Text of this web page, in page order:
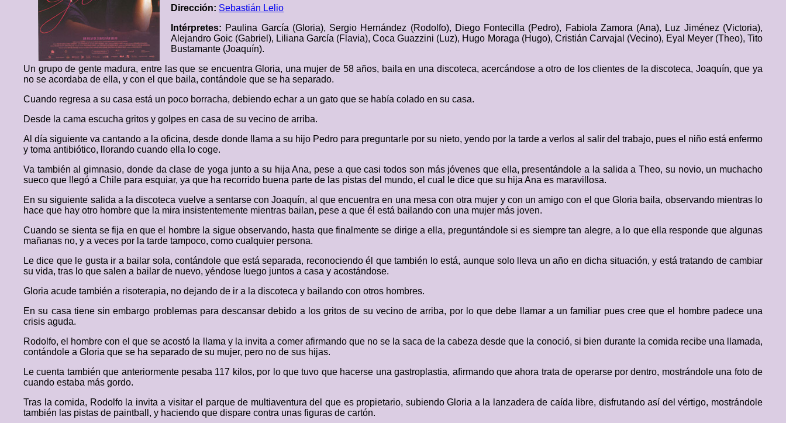
Dirección: Sebastián Lelio
Intérpretes: Paulina García (Gloria), Sergio Hernández (Rodolfo), Diego Fontecilla (Pedro), Fabiola Zamora (Ana), Luz Jiménez (Victoria),
Alejandro Goic (Gabriel), Liliana García (Flavia), Coca Guazzini (Luz), Hugo Moraga (Hugo), Cristián Carvajal (Vecino), Eyal Meyer (Theo), Tito
Bustamante (Joaquín).
Un grupo de gente madura, entre las que se encuentra Gloria, una mujer de 58 años, baila en una discoteca, acercándose a otro de los clientes de la discoteca, Joaquín, que ya
no se acordaba de ella, y con el que baila, contándole que se ha separado.
Cuando regresa a su casa está un poco borracha, debiendo echar a un gato que se había colado en su casa.
Desde la cama escucha gritos y golpes en casa de su vecino de arriba.
Al día siguiente va cantando a la oficina, desde donde llama a su hijo Pedro para preguntarle por su nieto, yendo por la tarde a verlos al salir del trabajo, pues el niño está enfermo
y toma antibiótico, llorando cuando ella lo coge.
Va también al gimnasio, donde da clase de yoga junto a su hija Ana, pese a que casi todos son más jóvenes que ella, presentándole a la salida a Theo, su novio, un muchacho
sueco que llegó a Chile para esquiar, ya que ha recorrido buena parte de las pistas del mundo, el cual le dice que su hija Ana es maravillosa.
En su siguiente salida a la discoteca vuelve a sentarse con Joaquín, al que encuentra en una mesa con otra mujer y con un amigo con el que Gloria baila, observando mientras lo
hace que hay otro hombre que la mira insistentemente mientras bailan, pese a que él está bailando con una mujer más joven.
Cuando se sienta se fija en que el hombre la sigue observando, hasta que finalmente se dirige a ella, preguntándole si es siempre tan alegre, a lo que ella responde que algunas
mañanas no, y a veces por la tarde tampoco, como cualquier persona.
Le dice que le gusta ir a bailar sola, contándole que está separada, reconociendo él que también lo está, aunque solo lleva un año en dicha situación, y está tratando de cambiar
su vida, tras lo que salen a bailar de nuevo, yéndose luego juntos a casa y acostándose.
Gloria acude también a risoterapia, no dejando de ir a la discoteca y bailando con otros hombres.
En su casa tiene sin embargo problemas para descansar debido a los gritos de su vecino de arriba, por lo que debe llamar a un familiar pues cree que el hombre padece una
crisis aguda.
Rodolfo, el hombre con el que se acostó la llama y la invita a comer afirmando que no se la saca de la cabeza desde que la conoció, si bien durante la comida recibe una llamada,
contándole a Gloria que se ha separado de su mujer, pero no de sus hijas.
Le cuenta también que anteriormente pesaba 117 kilos, por lo que tuvo que hacerse una gastroplastia, afirmando que ahora trata de operarse por dentro, mostrándole una foto de
cuando estaba más gordo.
Tras la comida, Rodolfo la invita a visitar el parque de multiaventura del que es propietario, subiendo Gloria a la lanzadera de caída libre, disfrutando así del vértigo, mostrándole
también las pistas de paintball, y haciendo que dispare contra unas figuras de cartón.